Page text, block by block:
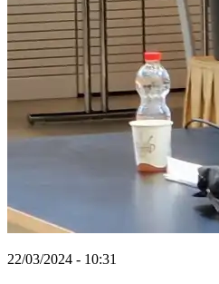
22/03/2024 - 10:31